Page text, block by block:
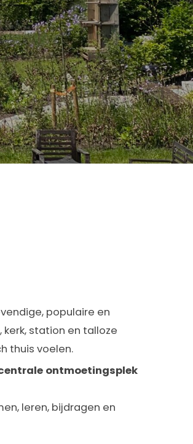
populaire en
kerk, station en talloze
thuis voelen.
ontmoetingsplek
leren, bijdragen en